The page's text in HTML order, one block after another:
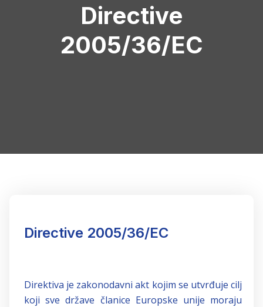
Directive
2005/36/EC
Directive 2005/36/EC
Direktiva je zakonodavni akt kojim se utvrđuje cilj
koji sve države članice Europske unije moraju